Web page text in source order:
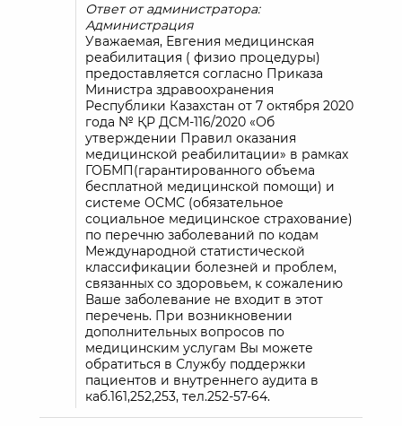
Ответ от администратора:
Администрация
Уважаемая, Евгения медицинская
реабилитация ( физио процедуры)
предоставляется согласно Приказа
Министра здравоохранения
Республики Казахстан от 7 октября 2020
года № ҚР ДСМ-116/2020 «Об
утверждении Правил оказания
медицинской реабилитации» в рамках
ГОБМП(гарантированного объема
бесплатной медицинской помощи) и
системе ОСМС (обязательное
социальное медицинское страхование)
по перечню заболеваний по кодам
Международной статистической
классификации болезней и проблем,
связанных со здоровьем, к сожалению
Ваше заболевание не входит в этот
перечень. При возникновении
дополнительных вопросов по
медицинским услугам Вы можете
обратиться в Службу поддержки
пациентов и внутреннего аудита в
каб.161,252,253, тел.252-57-64.